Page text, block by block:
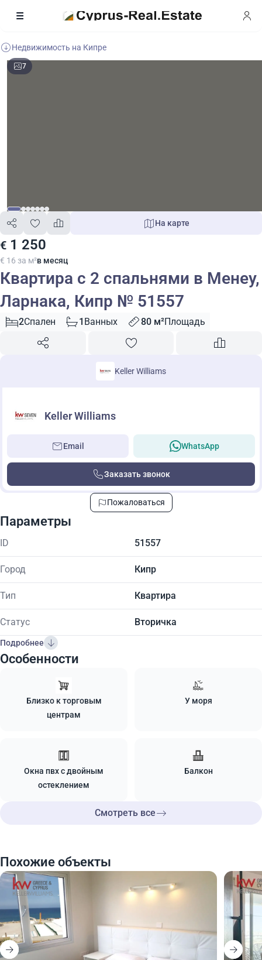
Недвижимость на Кипре
7
€ 1 250
€ 16 за м²в месяц
На карте
Квартира с 2 спальнями в Менеу,
Ларнака, Кипр № 51557
2Спален 1 Ванных 80 м²Площадь
Keller Williams
Keller Williams
Email WhatsApp
Заказать звонок
Пожаловаться
Параметры
ID 51557
Город Кипр
Тип Квартира
Статус Вторичка
Подробнее
Особенности
Близко к торговым
центрам
У моря
Окна пвх с двойным
остеклением
Балкон
Смотреть все
Похожие объекты